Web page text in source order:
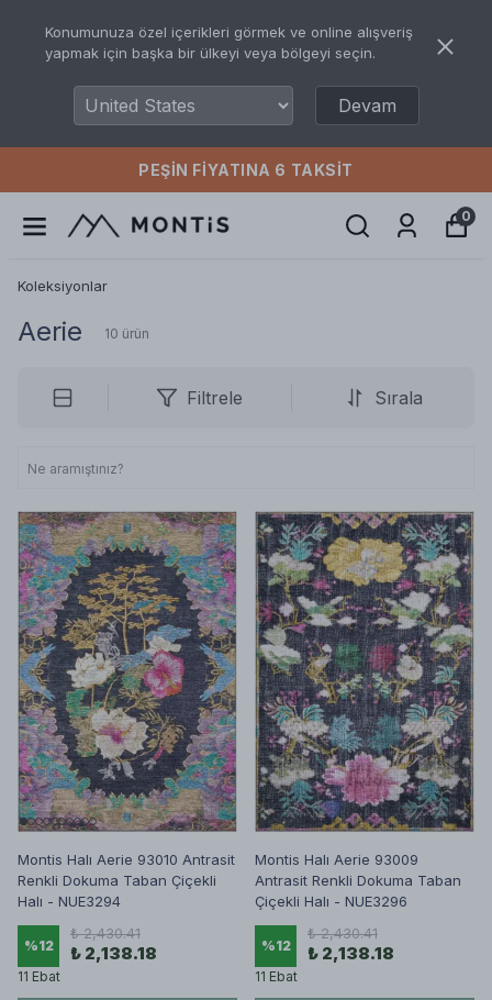
Konumunuza özel içerikleri görmek ve online alışveriş
yapmak için başka bir ülkeyi veya bölgeyi seçin.
Devam
ÜCRETSIZ KARGO
0
Koleksiyonlar
Aerie 10 ürün
Filtrele Sırala
Montis Halı Aerie 93010 Antrasit
Renkli Dokuma Taban Çiçekli
Halı - NUE3294
%12
₺ 2,430.41
₺ 2,138.18
11 Ebat
Montis Halı Aerie 93009
Antrasit Renkli Dokuma Taban
Çiçekli Halı - NUE3296
%12
₺ 2,430.41
₺ 2,138.18
11 Ebat